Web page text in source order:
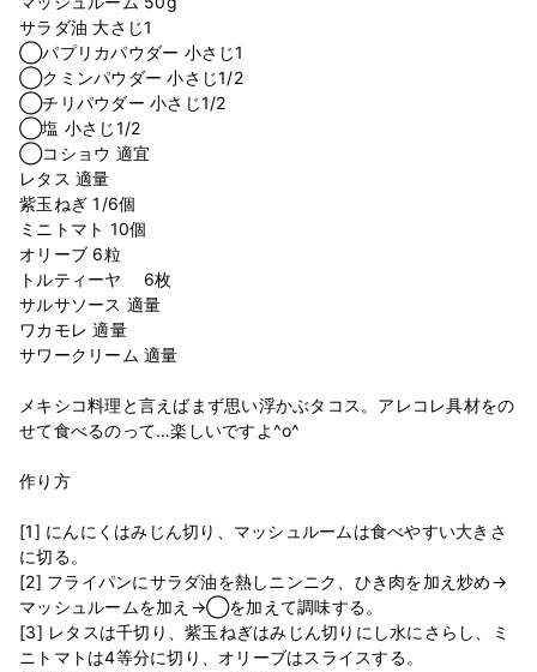
サラダ油 大さじ1
◯パプリカパウダー 小さじ1
◯クミンパウダー 小さじ1/2
◯チリパウダー 小さじ1/2
◯塩 小さじ1/2
◯コショウ 適宜
レタス 適量
紫玉ねぎ 1/6個
ミニトマト 10個
オリーブ 6粒
トルティーヤ 6枚
サルサソース 適量
ワカモレ 適量
サワークリーム 適量
メキシコ料理と言えばまず思い浮かぶタコス。アレコレ具材をの
せて食べるのって…楽しいですよ^o^
作り方
[1] にんにくはみじん切り、マッシュルームは食べやすい大きさ
に切る。
[2] フライパンにサラダ油を熱しニンニク、ひき肉を加え炒め→
マッシュルームを加え→◯を加えて調味する。
[3] レタスは千切り、紫玉ねぎはみじん切りにし水にさらし、ミ
ニトマトは4等分に切り、オリーブはスライスする。